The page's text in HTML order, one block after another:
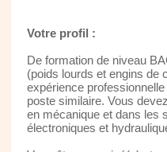
Votre profil :
De formation de niveau
(poids lourds et engins de
expérience
poste similaire. Vous
en mécanique et dans les
électroniques et